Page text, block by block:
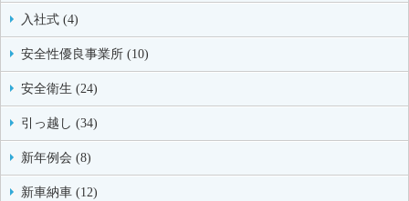
入社式 (4)
安全性優良事業所 (10)
安全衛生 (24)
引っ越し (34)
新年例会 (8)
新車納車 (12)